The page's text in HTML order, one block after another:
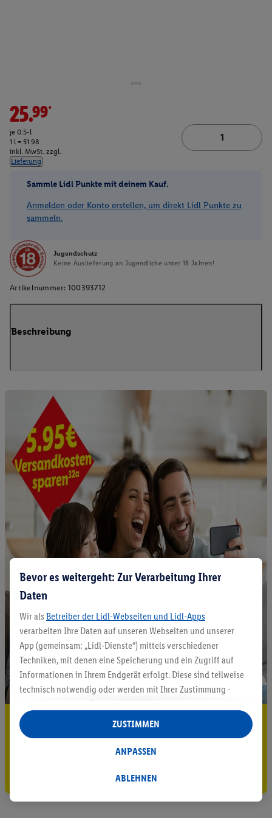
25.99*
je 0.5-l
1 l = 51.98
inkl. MwSt. zzgl.
Lieferung
Sammle Lidl Punkte mit deinem Kauf.
Anmelden oder Konto erstellen, um direkt Lidl Punkte zu
sammeln.
Jugendschutz
Keine Auslieferung an Jugendliche unter 18 Jahren!
Artikelnummer: 100393712
Beschreibung
5.95 € Versand sparen³²ᵃ
Bevor es weitergeht: Zur Verarbeitung Ihrer
Daten
Wir als Betreiber der Lidl-Webseiten und Lidl-Apps
verarbeiten Ihre Daten auf unseren Webseiten und unserer
App (gemeinsam: „Lidl-Dienste“) mittels verschiedener
Techniken, mit denen eine Speicherung und ein Zugriff auf
Informationen in Ihrem Endgerät erfolgt. Diese sind teilweise
technisch notwendig oder werden mit Ihrer Zustimmung -
auch durch Partner (u.a.
Verantwortliche; im Zusammenhang mit dem IAB TCF
insgesamt
Statistik-Erstellung oder für personalisierte Werbung
Datenverarbeitungen für personalisierte Werbung werden
ABLEHNEN
ANPASSEN
ZUSTIMMEN